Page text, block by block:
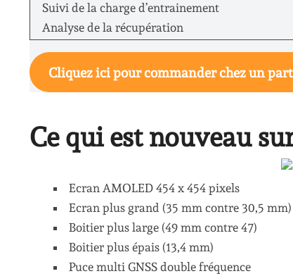
Suivi de la charge d’entrainement
Analyse de la récupération
Cliquez ici pour commander chez un
Ce qui est nouveau
Ecran AMOLED 454 x 454 pixels
Ecran plus grand (35 mm contre 30,5 mm)
Boitier plus large (49 mm contre 47)
Boitier plus épais (13,4 mm)
Puce multi GNSS double fréquence